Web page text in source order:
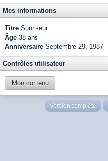
Mes informations
Titre Sunriseur
Âge 38 ans
Anniversaire Septembre 29, 1987
Contrôles utilisateur
Mon contenu
Version complète